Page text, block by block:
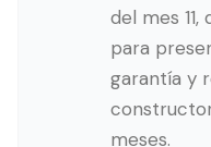
del mes
para
garantía y
meses.